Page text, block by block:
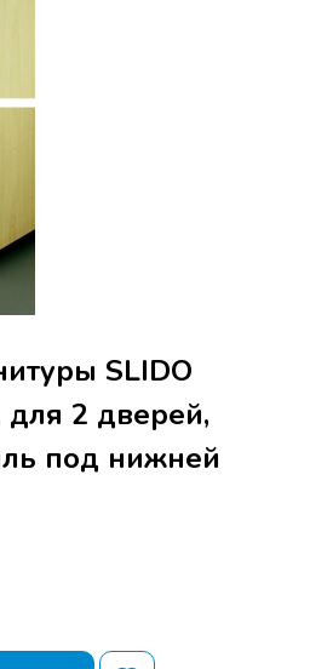
SLIDO
для 2 дверей,
под нижней